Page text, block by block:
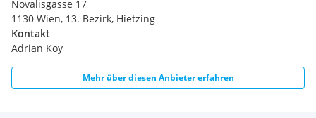
Novalisgasse 17
1130 Wien, 13. Bezirk, Hietzing
Kontakt
Adrian Koy
Mehr über diesen Anbieter erfahren